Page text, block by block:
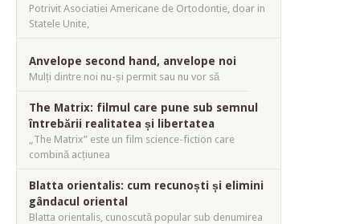
Potrivit Asociatiei Americane de Ortodontie, doar in
Statele Unite,
Anvelope second hand, anvelope noi
Mulți dintre noi nu-și permit sau nu vor să
The Matrix: filmul care pune sub semnul
întrebării realitatea și libertatea
„The Matrix” este un film science-fiction care
combină acțiunea
Blatta orientalis: cum recunoști și elimini
gândacul oriental
Blatta orientalis, cunoscută popular sub denumirea